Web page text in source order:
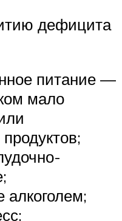
дефицита
питание —
мало
алкоголем;